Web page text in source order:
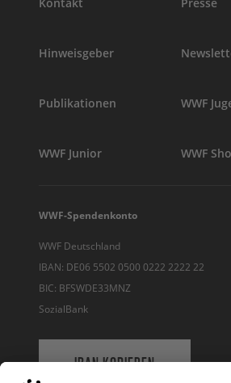
Kontakt Presse
Hinweisgeber
Publikationen WWF
WWF Junior WWF
WWF-Spendenkonto
WWF Deutschland
IBAN: DE06 5502 0500 0222 2222 22
BIC: BFSWDE33MNZ
SozialBank
IBAN KOPIEREN